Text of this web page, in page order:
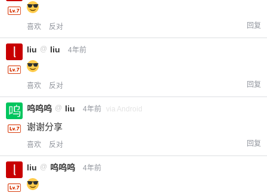
喜欢 反对 回复
liu @ liu 4年前
喜欢 反对 回复
呜呜呜 @ liu 4年前 via Android
谢谢分享
喜欢 反对 回复
liu @ 呜呜呜 4年前